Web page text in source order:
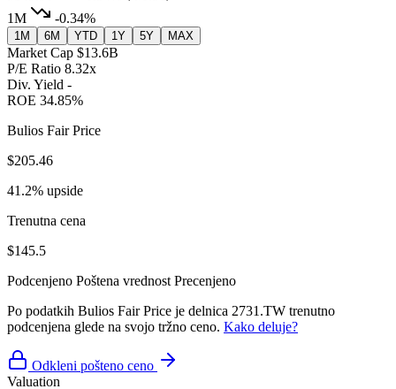
1M
-0.34%
1M 6M YTD 1Y 5Y MAX
Market Cap $13.6B
P/E Ratio 8.32x
Div. Yield -
ROE 34.85%
Bulios Fair Price
$205.46
41.2% upside
Trenutna cena
$145.5
Podcenjeno Poštena vrednost Precenjeno
Po podatkih Bulios Fair Price je delnica 2731.TW trenutno
podcenjena glede na svojo tržno ceno. Kako deluje?
Odkleni pošteno ceno
Valuation